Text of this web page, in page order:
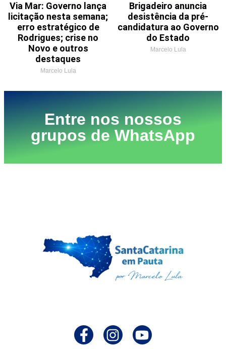
Via Mar: Governo lança
licitação nesta semana;
erro estratégico de
Rodrigues; crise no
Novo e outros
destaques
Marcelo Lula
Brigadeiro anuncia
desistência da pré-
candidatura ao Governo
do Estado
Marcelo Lula
Entre nos nossos
grupos de WhatsApp